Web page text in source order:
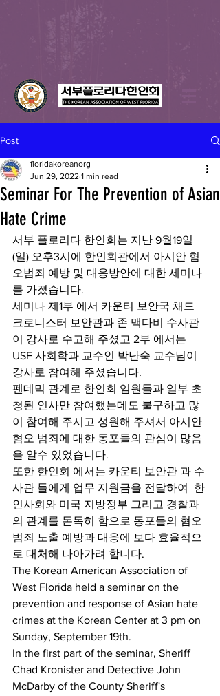
Post
Seminar For The Prevention of Asian
Hate Crime
floridakoreanorg
Jun 29, 2022 1 min read
서부 플로리다 한인회는 지난 9월19일
(일) 오후3시에 한인회관에서 아시안 혐
오범죄 예방 및 대응방안에 대한 세미나
를 가졌습니다.
세미나 제1부 에서 카운티 보안국 채드
크로니스터 보안관과 존 맥다비 수사관
이 강사로 수고해 주셨고 2부 에서는
USF 사회학과 교수인 박난숙 교수님이
강사로 참여해 주셨습니다.
펜데믹 관계로 한인회 임원들과 일부 초
청된 인사만 참여했는데도 불구하고 많
이 참여해 주시고 성원해 주셔서 아시안
혐오 범죄에 대한 동포들의 관심이 많음
을 알수 있었습니다.
또한 한인회 에서는 카운티 보안관 과 수
사관 들에게 업무 지원금을 전달하여  한
인사회와 미국 지방정부 그리고 경찰과
의 관계를 돈독히 함으로 동포들의 혐오
범죄 노출 예방과 대응에 보다 효율적으
로 대처해 나아가려 합니다.
The Korean American Association of
West Florida held a seminar on the
prevention and response of Asian hate
crimes at the Korean Center at 3 pm on
Sunday, September 19th.
In the first part of the seminar, Sheriff
Chad Kronister and Detective John
McDarby of the County Sheriff's